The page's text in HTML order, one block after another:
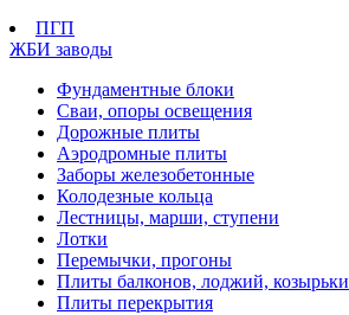
ПГП
ЖБИ заводы
Фундаментные блоки
Сваи, опоры освещения
Дорожные плиты
Аэродромные плиты
Заборы железобетонные
Колодезные кольца
Лестницы, марши, ступени
Лотки
Перемычки, прогоны
Плиты балконов, лоджий, козырьки
Плиты перекрытия